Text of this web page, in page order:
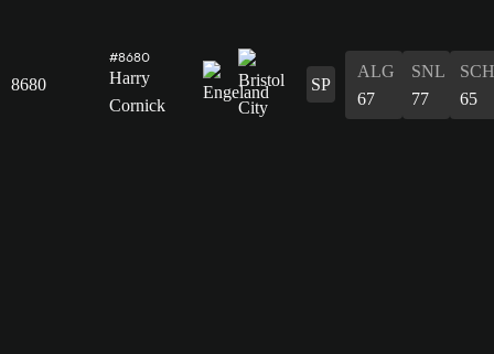
8680
#8680
Harry
Cornick
SP
ALG
67
SNL
77
SCH
65